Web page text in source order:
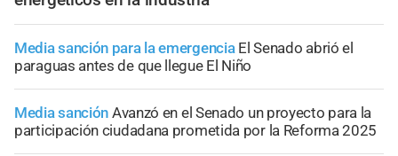
Media sanción para la emergencia El Senado abrió el
paraguas antes de que llegue El Niño
Media sanción Avanzó en el Senado un proyecto para la
participación ciudadana prometida por la Reforma 2025